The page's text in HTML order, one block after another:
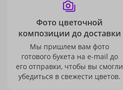
Фото цветочной
композиции до доставки
Мы пришлем вам фото
готового букета на e-mail до
его отправки, чтобы вы смогли
убедиться в свежести цветов.